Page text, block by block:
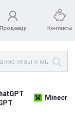
Продавцу Контакты